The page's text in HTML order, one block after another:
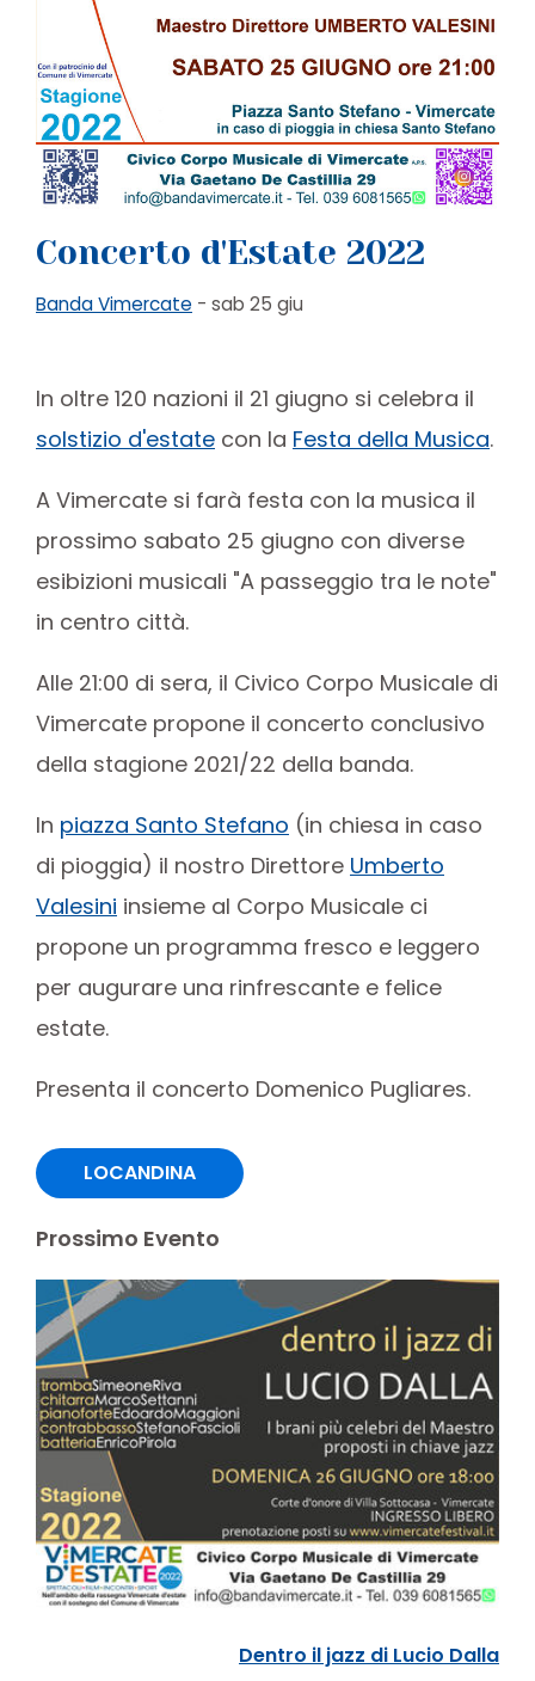
Concerto d'Estate 2022
Banda Vimercate - sab 25 giu
In oltre 120 nazioni il 21 giugno si celebra il
solstizio d'estate con la Festa della Musica.
A Vimercate si farà festa con la musica il
prossimo sabato 25 giugno con diverse
esibizioni musicali "A passeggio tra le note"
in centro città.
Alle 21:00 di sera, il Civico Corpo Musicale di
Vimercate propone il concerto conclusivo
della stagione 2021/22 della banda.
In piazza Santo Stefano (in chiesa in caso
di pioggia) il nostro Direttore Umberto
Valesini insieme al Corpo Musicale ci
propone un programma fresco e leggero
per augurare una rinfrescante e felice
estate.
Presenta il concerto Domenico Pugliares.
LOCANDINA
Prossimo Evento
Dentro il jazz di Lucio Dalla